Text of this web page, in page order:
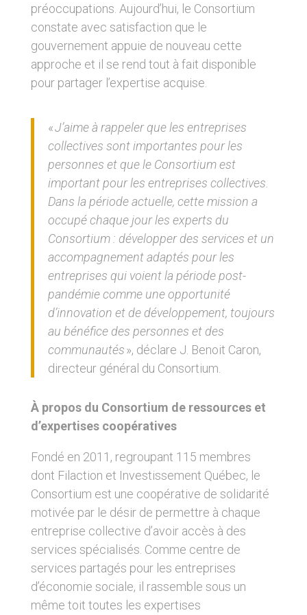
préoccupations. Aujourd’hui, le Consortium
constate avec satisfaction que le
gouvernement appuie de nouveau cette
approche et il se rend tout à fait disponible
pour partager l’expertise acquise.
«J’aime à rappeler que les entreprises
collectives sont importantes pour les
personnes et que le Consortium est
important pour les entreprises collectives.
Dans la période actuelle, cette mission a
occupé chaque jour les experts du
Consortium : développer des services et un
accompagnement adaptés pour les
entreprises qui voient la période post-
pandémie comme une opportunité
d’innovation et de développement, toujours
au bénéfice des personnes et des
communautés», déclare J. Benoit Caron,
directeur général du Consortium.
À propos du Consortium de ressources et
d’expertises coopératives
Fondé en 2011, regroupant 115 membres
dont Filaction et Investissement Québec, le
Consortium est une coopérative de solidarité
motivée par le désir de permettre à chaque
entreprise collective d’avoir accès à des
services spécialisés. Comme centre de
services partagés pour les entreprises
d’économie sociale, il rassemble sous un
même toit toutes les expertises